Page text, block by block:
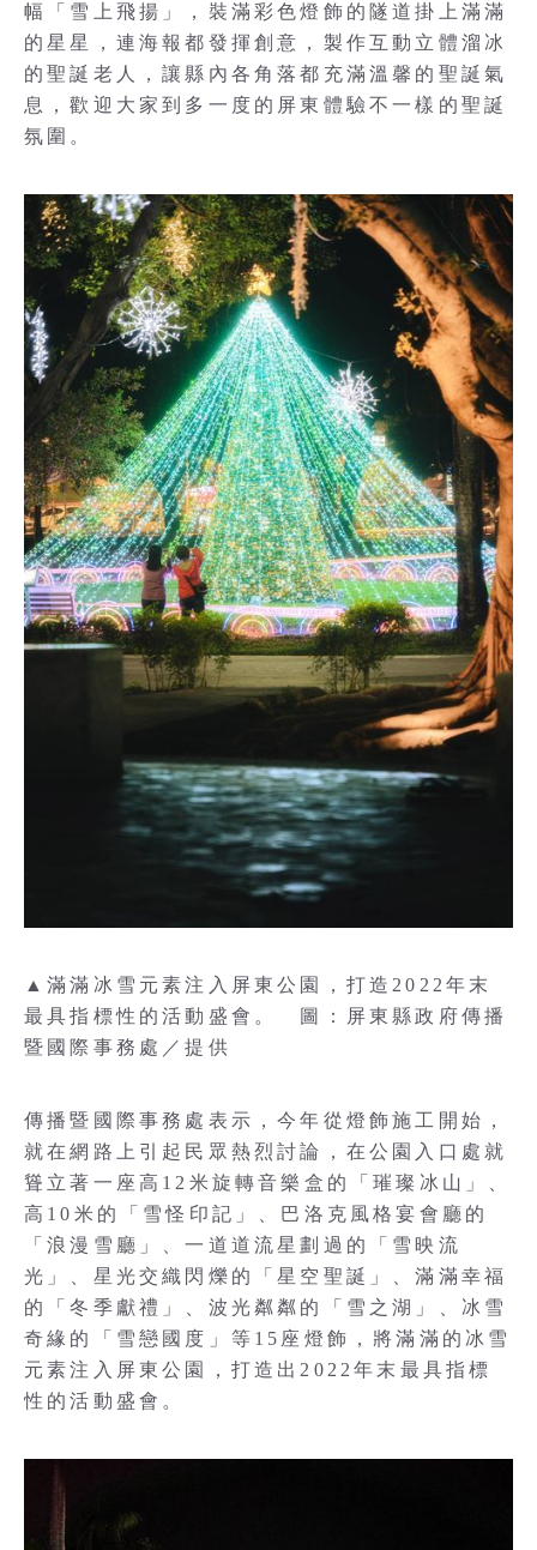
幅「雪上飛揚」，裝滿彩色燈飾的隧道掛上滿滿
的星星，連海報都發揮創意，製作互動立體溜冰
的聖誕老人，讓縣內各角落都充滿溫馨的聖誕氣
息，歡迎大家到多一度的屏東體驗不一樣的聖誕
氛圍。
▲滿滿冰雪元素注入屏東公園，打造2022年末
最具指標性的活動盛會。 圖：屏東縣政府傳播
暨國際事務處／提供
傳播暨國際事務處表示，今年從燈飾施工開始，
就在網路上引起民眾熱烈討論，在公園入口處就
聳立著一座高12米旋轉音樂盒的「璀璨冰山」、
高10米的「雪怪印記」、巴洛克風格宴會廳的
「浪漫雪廳」、一道道流星劃過的「雪映流
光」、星光交織閃爍的「星空聖誕」、滿滿幸福
的「冬季獻禮」、波光粼粼的「雪之湖」、冰雪
奇緣的「雪戀國度」等15座燈飾，將滿滿的冰雪
元素注入屏東公園，打造出2022年末最具指標
性的活動盛會。